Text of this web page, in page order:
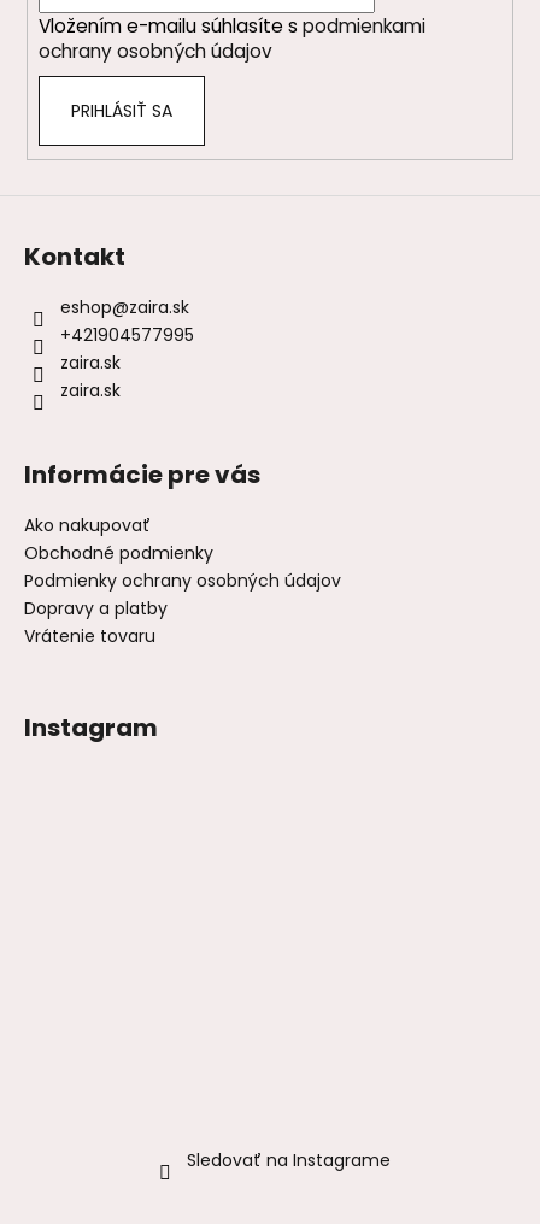
Vložením e-mailu súhlasíte s podmienkami
ochrany osobných údajov
PRIHLÁSIŤ SA
Kontakt
eshop@zaira.sk
+421904577995
zaira.sk
zaira.sk
Informácie pre vás
Ako nakupovať
Obchodné podmienky
Podmienky ochrany osobných údajov
Dopravy a platby
Vrátenie tovaru
Instagram
Sledovať na Instagrame